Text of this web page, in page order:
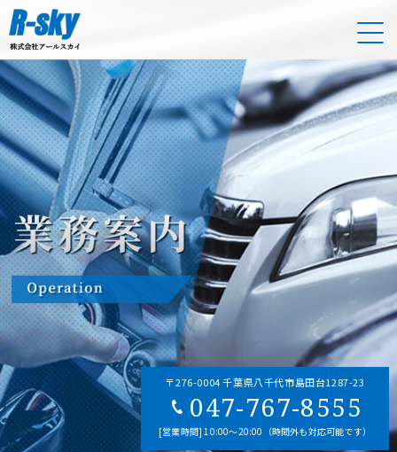
〒276-0004 千葉県八千代市島田台1287-23
047-767-8555
[営業時間] 10:00～20:00（時間外も対応可能です）